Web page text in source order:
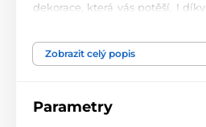
dekorace, která vás potěší. I
Perfektní tiskové zpracování
materiál s jemným povrchem a
Zobrazit celý popis
Parametry